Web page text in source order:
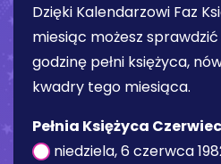
Dzięki Kalendarzowi Faz
miesiąc możesz
godzinę pełni księżyca,
kwadry tego miesiąca.
Pełnia Księżyca
niedziela, 6 czerwca